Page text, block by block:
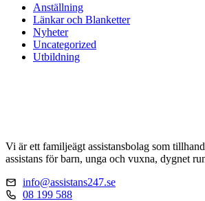
Anställning
Länkar och Blanketter
Nyheter
Uncategorized
Utbildning
Vi är ett familjeägt assistansbolag som
assistans för barn, unga och vuxna, dygnet
info@assistans247.se
08 199 588